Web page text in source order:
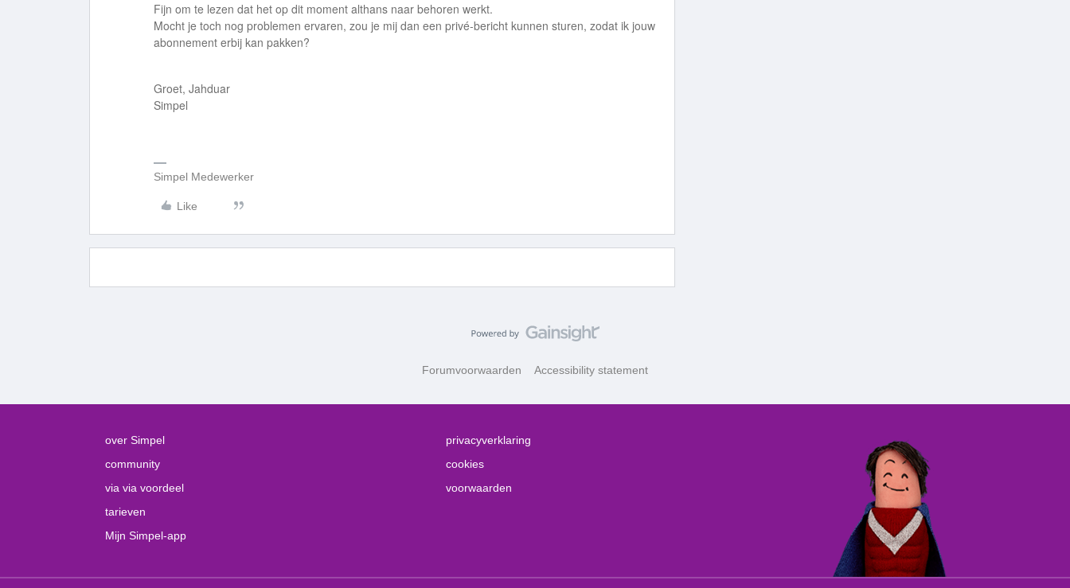
Fijn om te lezen dat het op dit moment althans naar behoren werkt.
Mocht je toch nog problemen ervaren, zou je mij dan een privé-bericht kunnen sturen, zodat ik jouw
abonnement erbij kan pakken?
Groet, Jahduar
Simpel
Simpel Medewerker
Like
Forumvoorwaarden Accessibility statement
over Simpel
community
via via voordeel
tarieven
Mijn Simpel-app
privacyverklaring
cookies
voorwaarden